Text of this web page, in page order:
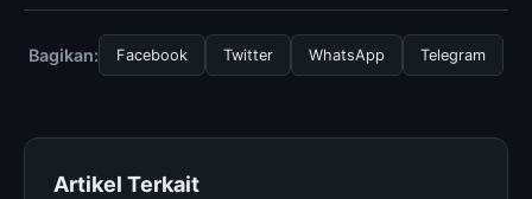
halaman resmi kami secara berkala. Kami selalu
memperbarui konten dengan informasi terkini dan
Bagikan: Facebook Twitter WhatsApp Telegram
Artikel Terkait